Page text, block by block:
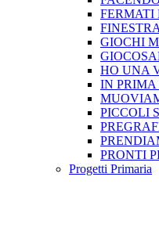
FERMATI
GIOCHI
HO UNA
IN PRIMA
PICCOLI
PRONTI
Progetti Primaria